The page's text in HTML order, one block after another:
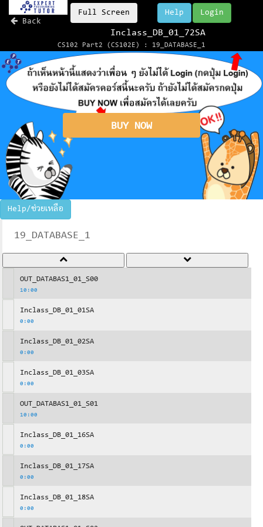
Back
Full Screen Login
Help
Inclass_DB_01_72SA
CS102 Part2 (CS102E) : 19_DATABASE_1
BUY NOW
Help/ช่วยเหลือ
19_DATABASE_1
OUT_DATABAS1_01_S00
10:00
Inclass_DB_01_01SA
0:00
Inclass_DB_01_02SA
0:00
Inclass_DB_01_03SA
0:00
OUT_DATABAS1_01_S01
10:00
Inclass_DB_01_16SA
0:00
Inclass_DB_01_17SA
0:00
Inclass_DB_01_18SA
0:00